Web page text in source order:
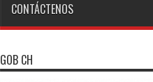
CONTÁCTENOS
GOB CH